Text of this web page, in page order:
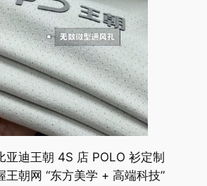
亚迪王朝 4S 店 POLO 衫定制
王朝网 “东方美学 + 高端科技”